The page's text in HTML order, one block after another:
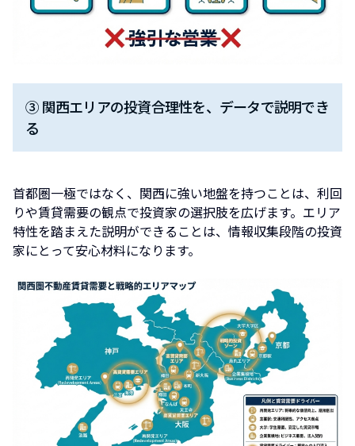
③ 関西エリアの投資合理性を、データで説明でき
る
首都圏一極ではなく、関西に強い地盤を持つことは、利回
りや賃貸需要の観点で投資家の選択肢を広げます。エリア
特性を踏まえた説明ができることは、情報収集段階の投資
家にとって安心材料になります。